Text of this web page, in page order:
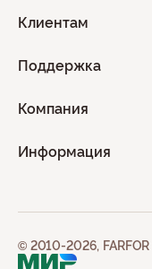
Клиентам
Поддержка
Компания
Информация
© 2010-2026,